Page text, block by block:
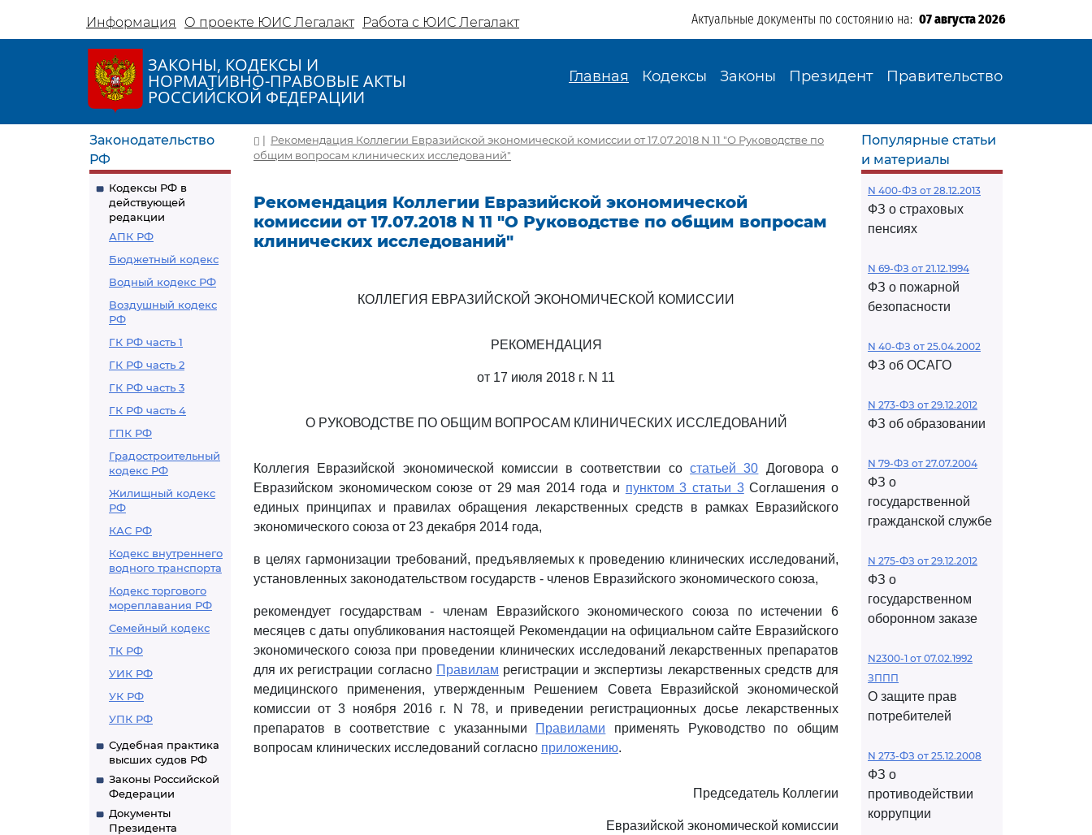
Информация О проекте ЮИС Легалакт Работа с ЮИС Легалакт Актуальные документы по состоянию на: 07 августа 2026
ЗАКОНЫ, КОДЕКСЫ И
НОРМАТИВНО-ПРАВОВЫЕ АКТЫ
РОССИЙСКОЙ ФЕДЕРАЦИИ
Главная Кодексы Законы Президент Правительство
Законодательство
РФ
Кодексы РФ в
действующей
редакции
АПК РФ
Бюджетный кодекс
Водный кодекс РФ
Воздушный кодекс
РФ
ГК РФ часть 1
ГК РФ часть 2
ГК РФ часть 3
ГК РФ часть 4
ГПК РФ
Градостроительный
кодекс РФ
Жилищный кодекс
РФ
КАС РФ
Кодекс внутреннего
водного транспорта
Кодекс торгового
мореплавания РФ
Семейный кодекс
ТК РФ
УИК РФ
УК РФ
УПК РФ
Судебная практика
высших судов РФ
Законы Российской
Федерации
Документы
Президента
| Рекомендация Коллегии Евразийской экономической комиссии от 17.07.2018 N 11 "О Руководстве по
общим вопросам клинических исследований"
Рекомендация Коллегии Евразийской экономической
комиссии от 17.07.2018 N 11 "О Руководстве по общим вопросам
клинических исследований"
КОЛЛЕГИЯ ЕВРАЗИЙСКОЙ ЭКОНОМИЧЕСКОЙ КОМИССИИ
РЕКОМЕНДАЦИЯ
от 17 июля 2018 г. N 11
О РУКОВОДСТВЕ ПО ОБЩИМ ВОПРОСАМ КЛИНИЧЕСКИХ ИССЛЕДОВАНИЙ
Коллегия Евразийской экономической комиссии в соответствии состатьей 30 Договора о
Евразийском экономическом союзе от 29 мая 2014 года и пунктом 3 статьи 3Соглашения о
единых принципах и правилах обращения лекарственных средств в рамках Евразийского
экономического союза от 23 декабря 2014 года,
в целях гармонизации требований, предъявляемых к проведению клинических исследований,
установленных законодательством государств - членов Евразийского экономического союза,
рекомендует государствам - членам Евразийского экономического союза по истечении 6
месяцев с даты опубликования настоящей Рекомендации на официальном сайте Евразийского
экономического союза при проведении клинических исследований лекарственных препаратов
для их регистрации согласно Правилам регистрации и экспертизы лекарственных средств для
медицинского применения, утвержденным Решением Совета Евразийской экономической
комиссии от 3 ноября 2016 г. N 78, и приведении регистрационных досье лекарственных
препаратов в соответствие с указанными Правилами применять Руководство по общим
вопросам клинических исследований согласно приложению.
Председатель Коллегии
Евразийской экономической комиссии
Популярные статьи
и материалы
N 400-ФЗ от 28.12.2013
ФЗ о страховых
пенсиях
N 69-ФЗ от 21.12.1994
ФЗ о пожарной
безопасности
N 40-ФЗ от 25.04.2002
ФЗ об ОСАГО
N 273-ФЗ от 29.12.2012
ФЗ об образовании
N 79-ФЗ от 27.07.2004
ФЗ о
государственной
гражданской службе
N 275-ФЗ от 29.12.2012
ФЗ о
государственном
оборонном заказе
N2300-1 от 07.02.1992
ЗППП
О защите прав
потребителей
N 273-ФЗ от 25.12.2008
ФЗ о
противодействии
коррупции